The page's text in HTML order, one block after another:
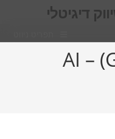
דיגיטלי